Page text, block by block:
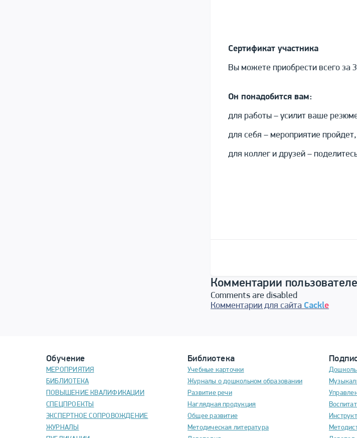
Сертификат участника
Вы можете приобрести всего за
Он понадобится вам:
для работы – усилит ваше
для себя – мероприятие
для коллег и друзей –
Комментарии
Comments are disabled
Комментарии для сайта Cackle
Обучение
МЕРОПРИЯТИЯ
БИБЛИОТЕКА
ПОВЫШЕНИЕ КВАЛИФИКАЦИИ
СПЕЦПРОЕКТЫ
ЭКСПЕРТНОЕ СОПРОВОЖДЕНИЕ
ЖУРНАЛЫ
Библиотека
Учебные карточки
Журналы о дошкольном образовании
Развитие речи
Наглядная продукция
Общее развитие
Методическая литература